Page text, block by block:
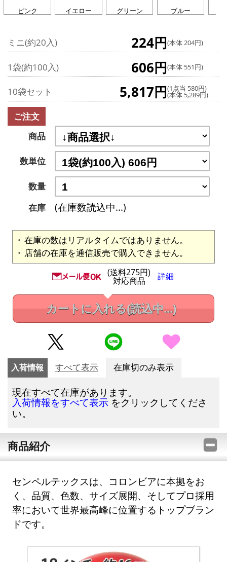
ピンク イエロー グリーン ブルー
ミニ(約20入) 224円(本体 204円)
1袋(約100入) 606円(本体 551円)
10袋セット 5,817円(1点当 580円)
(本体 5,289円)
ご注文
商品
数単位
数量
在庫
(在庫数読込中...)
在庫の数はリアルタイムではありません。
店舗の在庫を通信販売で購入できません。
(送料275円)
対応商品 詳細
カートに入れる(読込中...)
入荷情報 すべて表示 在庫切のみ表示
現在すべて在庫があります。
入荷情報をすべて表示 をクリックしてくださ
い。
商品紹介
センペルテックスは、コロンビアに本拠をお
く、品質、色数、サイズ展開、そしてプロ採用
率において世界最高峰に位置するトップブラン
ドです。